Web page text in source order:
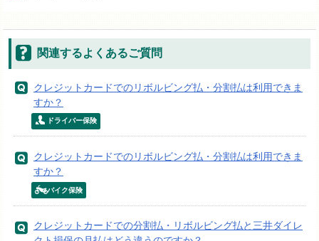
関連するよくあるご質問
クレジットカードでのリボルビング払・分割払は利用できま
すか？
ドライバー保険
クレジットカードでのリボルビング払・分割払は利用できま
すか？
バイク保険
クレジットカードでの分割払・リボルビング払と三井ダイレ